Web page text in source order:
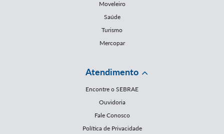
Moveleiro
Saúde
Turismo
Mercopar
Atendimento
Encontre o SEBRAE
Ouvidoria
Fale Conosco
Política de Privacidade